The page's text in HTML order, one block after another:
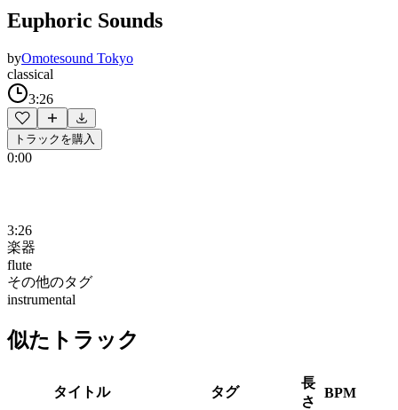
Euphoric Sounds
byOmotesound Tokyo
classical
3:26
トラックを購入
0:00
3:26
楽器
flute
その他のタグ
instrumental
似たトラック
タイトル タグ
長
さ
BPM